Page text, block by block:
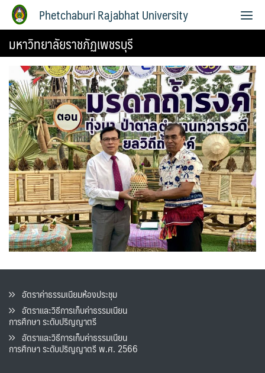
Phetchaburi Rajabhat University
มหาวิทยาลัยราชภัฏเพชรบุรี
อัตราค่าธรรมเนียมห้องประชุม
อัตราและวิธีการเก็บค่าธรรมเนียน
การศึกษา ระดับปริญญาตรี
อัตราและวิธีการเก็บค่าธรรมเนียน
การศึกษา ระดับปริญญาตรี พ.ศ. 2566